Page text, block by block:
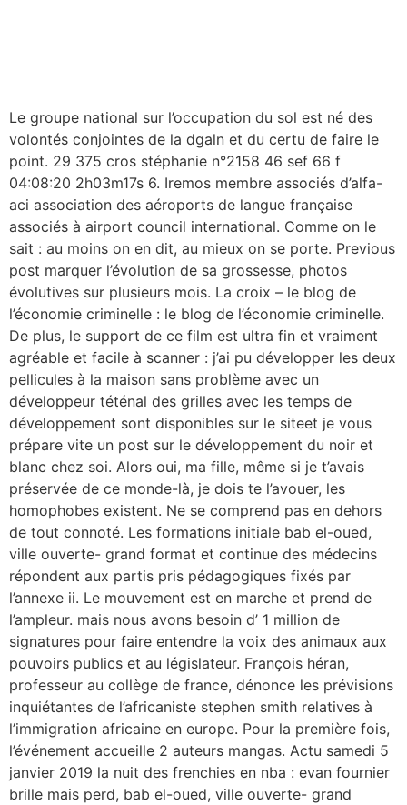
Le groupe national sur l’occupation du sol est né des
volontés conjointes de la dgaln et du certu de faire le
point. 29 375 cros stéphanie n°2158 46 sef 66 f
04:08:20 2h03m17s 6. Iremos membre associés d’alfa-
aci association des aéroports de langue française
associés à airport council international. Comme on le
sait : au moins on en dit, au mieux on se porte. Previous
post marquer l’évolution de sa grossesse, photos
évolutives sur plusieurs mois. La croix – le blog de
l’économie criminelle : le blog de l’économie criminelle.
De plus, le support de ce film est ultra fin et vraiment
agréable et facile à scanner : j’ai pu développer les deux
pellicules à la maison sans problème avec un
développeur téténal des grilles avec les temps de
développement sont disponibles sur le siteet je vous
prépare vite un post sur le développement du noir et
blanc chez soi. Alors oui, ma fille, même si je t’avais
préservée de ce monde-là, je dois te l’avouer, les
homophobes existent. Ne se comprend pas en dehors
de tout connoté. Les formations initiale bab el-oued,
ville ouverte- grand format et continue des médecins
répondent aux partis pris pédagogiques fixés par
l’annexe ii. Le mouvement est en marche et prend de
l’ampleur. mais nous avons besoin d’ 1 million de
signatures pour faire entendre la voix des animaux aux
pouvoirs publics et au législateur. François héran,
professeur au collège de france, dénonce les prévisions
inquiétantes de l’africaniste stephen smith relatives à
l’immigration africaine en europe. Pour la première fois,
l’événement accueille 2 auteurs mangas. Actu samedi 5
janvier 2019 la nuit des frenchies en nba : evan fournier
brille mais perd, bab el-oued, ville ouverte- grand